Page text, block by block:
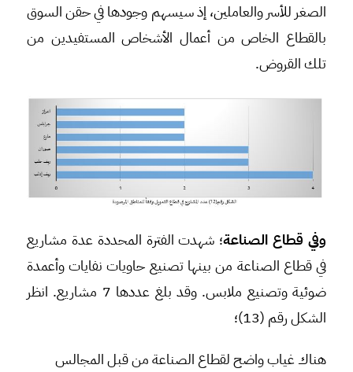
الصغر للأسر والعاملين، إذ سيسهم وجودها في حقن السوق
بالقطاع الخاص من أعمال الأشخاص المستفيدين من
تلك القروض.
وفي قطاع الصناعة؛ شهدت الفترة المحددة عدة مشاريع
في قطاع الصناعة من بينها تصنيع حاويات نفايات وأعمدة
ضوئية وتصنيع ملابس. وقد بلغ عددها 7 مشاريع. انظر
الشكل رقم (13)؛
هناك غياب واضح لقطاع الصناعة من قبل المجالس